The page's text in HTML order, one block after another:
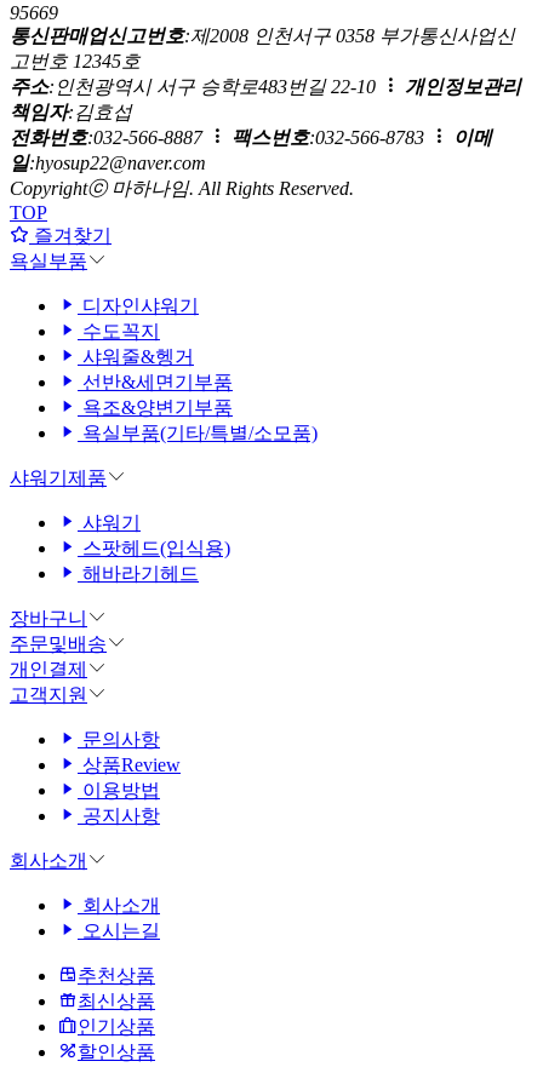
95669
통신판매업신고번호:제2008 인천서구 0358 부가통신사업신
고번호 12345호
주소:인천광역시 서구 승학로483번길 22-10
개인정보관리
책임자:김효섭
전화번호:032-566-8887 팩스번호:032-566-8783
이메
일:hyosup22@naver.com
Copyrightⓒ 마하나임. All Rights Reserved.
TOP
즐겨찾기
욕실부품
디자인샤워기
수도꼭지
샤워줄&헹거
선반&세면기부품
욕조&양변기부품
욕실부품(기타/특별/소모품)
샤워기제품
샤워기
스팟헤드(입식용)
해바라기헤드
장바구니
주문및배송
개인결제
고객지원
문의사항
상품Review
이용방법
공지사항
회사소개
회사소개
오시는길
추천상품
최신상품
인기상품
할인상품